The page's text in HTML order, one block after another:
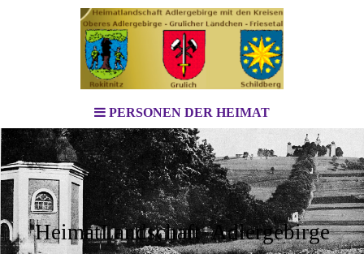
PERSONEN DER HEIMAT
HeimatLandschaft Adlergebirge